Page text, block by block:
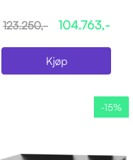
123.250,- 104.763,-
Kjøp
-15%